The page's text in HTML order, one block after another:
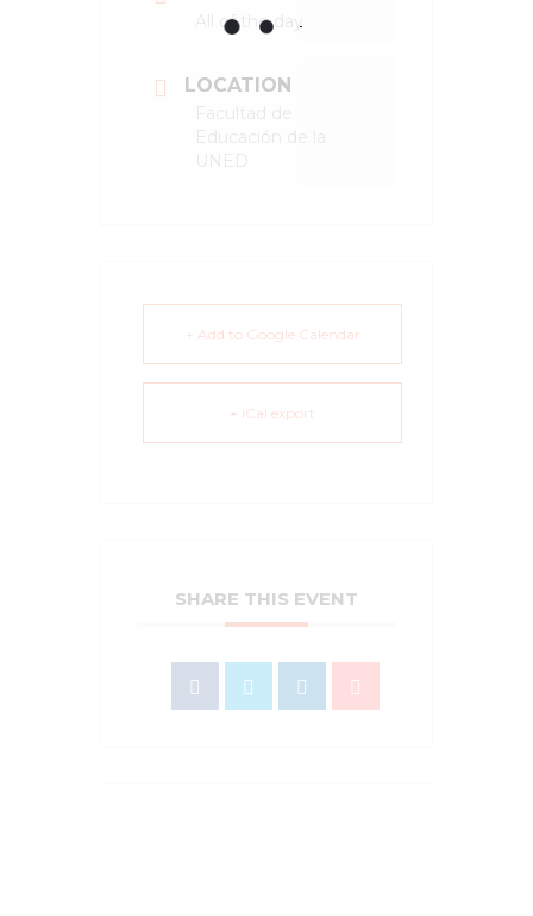
All of the day
LOCATION
+ Add to Google Calendar
+ iCal export
SHARE THIS EVENT